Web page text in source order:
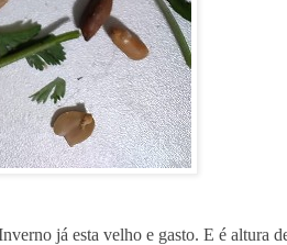
já esta velho e gasto. E é altura